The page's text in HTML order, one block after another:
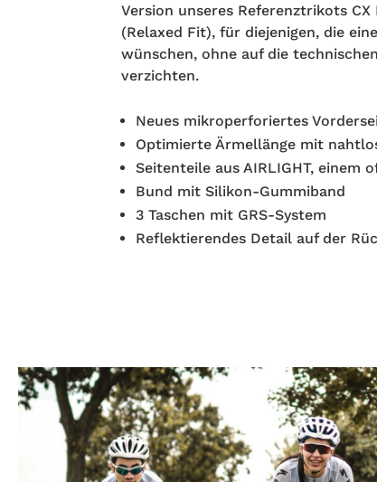
Version unseres Referenztrikots
(Relaxed Fit), für diejenigen, die
wünschen, ohne auf die
verzichten.
Neues mikroperforiertes
Optimierte Ärmellänge mit
Seitenteile aus AIRLIGHT, einem
Bund mit Silikon-Gummiband
3 Taschen mit GRS-System
Reflektierendes Detail auf der